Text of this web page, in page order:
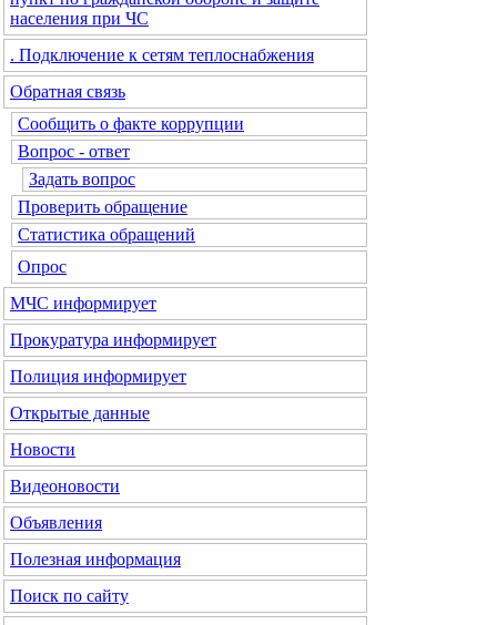
населения при ЧС
. Подключение к сетям теплоснабжения
Обратная связь
Сообщить о факте коррупции
Вопрос - ответ
Задать вопрос
Проверить обращение
Статистика обращений
Опрос
МЧС информирует
Прокуратура информирует
Полиция информирует
Открытые данные
Новости
Видеоновости
Объявления
Полезная информация
Поиск по сайту